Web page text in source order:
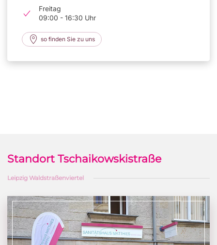
Freitag
09:00 - 16:30 Uhr
so finden Sie zu uns
Standort Tschaikowskistraße
Leipzig Waldstraßenviertel